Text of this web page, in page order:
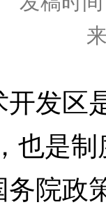
发区
也是
院政